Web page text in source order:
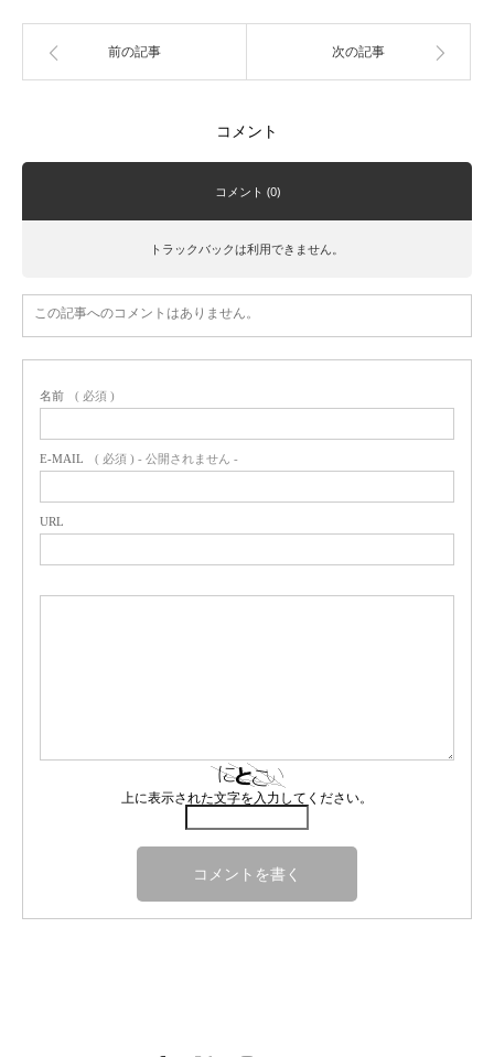
前の記事 次の記事
コメント
コメント (0)
トラックバックは利用できません。
この記事へのコメントはありません。
名前 ( 必須 )
E-MAIL ( 必須 ) - 公開されません -
URL
上に表示された文字を入力してください。